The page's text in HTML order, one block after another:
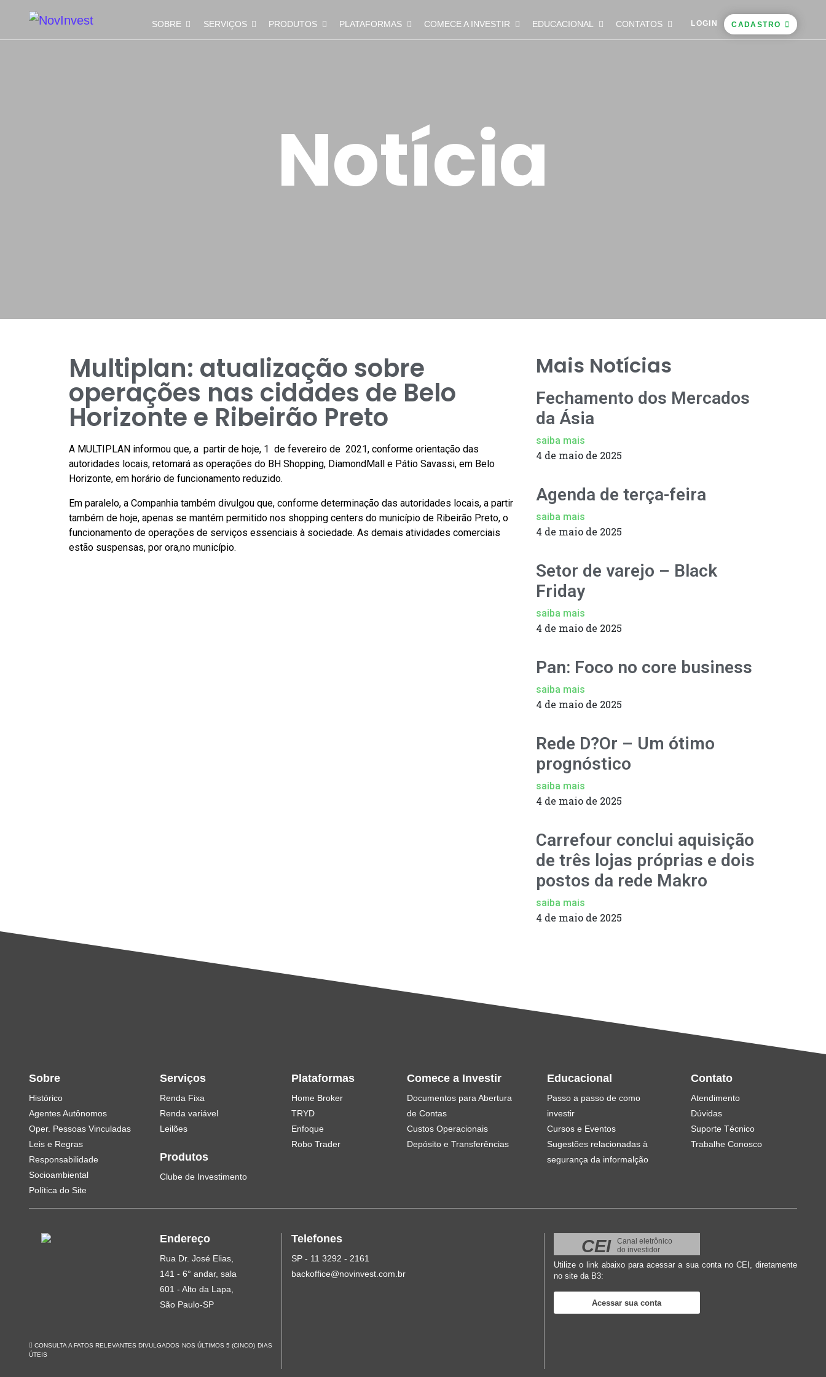
SOBRE SERVIÇOS PRODUTOS PLATAFORMAS COMECE A INVESTIR EDUCACIONAL CONTATOS LOGIN CADASTRO
Notícia
Multiplan: atualização sobre
operações nas cidades de Belo
Horizonte e Ribeirão Preto
A MULTIPLAN informou que, a partir de hoje, 1 de fevereiro de 2021, conforme orientação das
autoridades locais, retomará as operações do BH Shopping, DiamondMall e Pátio Savassi, em Belo
Horizonte, em horário de funcionamento reduzido.
Em paralelo, a Companhia também divulgou que, conforme determinação das autoridades locais, a partir
também de hoje, apenas se mantém permitido nos shopping centers do município de Ribeirão Preto, o
funcionamento de operações de serviços essenciais à sociedade. As demais atividades comerciais
estão suspensas, por ora,no município.
Mais Notícias
Fechamento dos Mercados
da Ásia
saiba mais
4 de maio de 2025
Agenda de terça-feira
saiba mais
4 de maio de 2025
Setor de varejo – Black
Friday
saiba mais
4 de maio de 2025
Pan: Foco no core business
saiba mais
4 de maio de 2025
Rede D?Or – Um ótimo
prognóstico
saiba mais
4 de maio de 2025
Carrefour conclui aquisição
de três lojas próprias e dois
postos da rede Makro
saiba mais
4 de maio de 2025
Sobre
Histórico
Agentes Autônomos
Oper. Pessoas Vinculadas
Leis e Regras
Responsabilidade
Socioambiental
Política do Site
Serviços
Renda Fixa
Renda variável
Leilões
Produtos
Clube de Investimento
Plataformas
Home Broker
TRYD
Enfoque
Robo Trader
Comece a Investir
Documentos para Abertura
de Contas
Custos Operacionais
Depósito e Transferências
Educacional
Passo a passo de como
investir
Cursos e Eventos
Sugestões relacionadas à
segurança da informalção
Contato
Atendimento
Dúvidas
Suporte Técnico
Trabalhe Conosco
Endereço
Rua Dr. José Elias,
141 - 6° andar, sala
601 - Alto da Lapa,
São Paulo-SP
CONSULTA A FATOS RELEVANTES DIVULGADOS NOS ÚLTIMOS 5 (CINCO) DIAS
ÚTEIS
Telefones
SP - 11 3292 - 2161
backoffice@novinvest.com.br
CEI
Canal eletrônico
do investidor
Utilize o link abaixo para acessar a sua conta no CEI, diretamente
no site da B3:
Acessar sua conta